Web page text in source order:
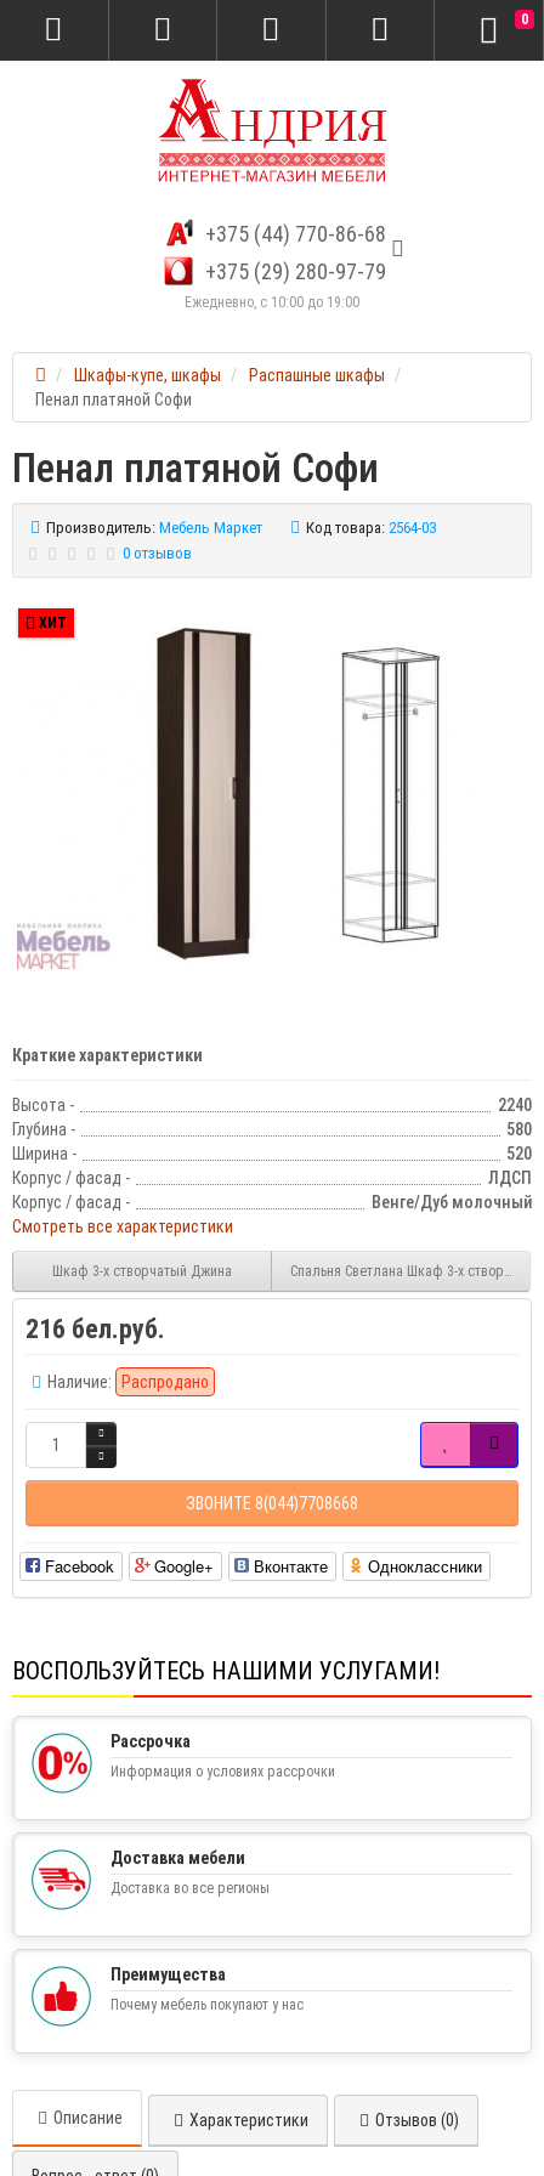
+375 (44) 770-86-68
+375 (29) 280-97-79
Ежедневно, с 10:00 до 19:00
0
Шкафы-купе, шкафы
Распашные шкафы
Пенал платяной Софи
Пенал платяной Софи
Производитель: Мебель Маркет Код товара: 2564-03
0 отзывов
ХИТ
Краткие характеристики
Высота -
2240
Глубина -
580
Ширина -
520
Корпус / фасад -
ЛДСП
Корпус / фасад -
Венге/Дуб молочный
Смотреть все характеристики
Шкаф 3-х створчатый Джина Спальня Светлана Шкаф 3-х
216 бел.руб.
Наличие: Распродано
ЗВОНИТЕ 8(044)7708668
Facebook Google+ Вконтакте Одноклассники
ВОСПОЛЬЗУЙТЕСЬ НАШИМИ УСЛУГАМИ!
Рассрочка
Информация о условиях рассрочки
Доставка мебели
Доставка во все регионы
Преимущества
Почему мебель покупают у нас
Описание Характеристики Отзывов (0)